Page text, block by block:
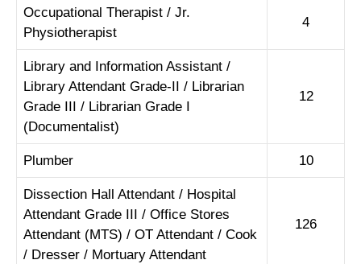
Occupational Therapist / Jr.
Physiotherapist
4
Library and Information Assistant /
Library Attendant Grade-II / Librarian
Grade III / Librarian Grade I
(Documentalist)
12
Plumber 10
Dissection Hall Attendant / Hospital
Attendant Grade III / Office Stores
Attendant (MTS) / OT Attendant / Cook
/ Dresser / Mortuary Attendant
126